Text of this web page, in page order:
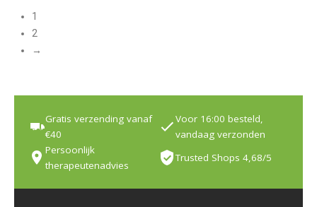
1
2
→
Gratis verzending vanaf
€40
Voor 16:00 besteld,
vandaag verzonden
Persoonlijk
therapeutenadvies
Trusted Shops 4,68/5